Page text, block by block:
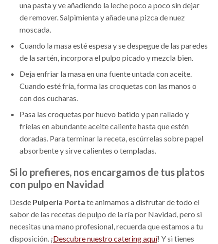
una pasta y ve añadiendo la leche poco a poco sin dejar
de remover. Salpimienta y añade una pizca de nuez
moscada.
Cuando la masa esté espesa y se despegue de las paredes
de la sartén, incorpora el pulpo picado y mezcla bien.
Deja enfriar la masa en una fuente untada con aceite.
Cuando esté fría, forma las croquetas con las manos o
con dos cucharas.
Pasa las croquetas por huevo batido y pan rallado y
fríelas en abundante aceite caliente hasta que estén
doradas. Para terminar la receta, escúrrelas sobre papel
absorbente y sirve calientes o templadas.
Si lo prefieres, nos encargamos de tus platos
con pulpo en Navidad
Desde Pulpería Porta te animamos a disfrutar de todo el
sabor de las recetas de pulpo de la ría por Navidad, pero si
necesitas una mano profesional, recuerda que estamos a tu
disposición. ¡Descubre nuestro catering aquí! Y si tienes